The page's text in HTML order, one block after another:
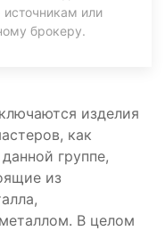
или
брокеру.
изделия
как
группе,
из
В целом